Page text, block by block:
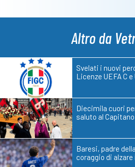
Altro da
Svelati i nuovi
Licenze UEFA C e
Diecimila cuori
saluto al Capitano
Baresi, padre
coraggio di